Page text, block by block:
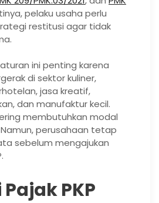
pelaku usaha perlu
restitusi agar tidak
aturan ini penting karena
di sektor kuliner,
jasa kreatif,
dan manufaktur kecil.
membutuhkan modal
perusahaan tetap
sebelum mengajukan
PKP